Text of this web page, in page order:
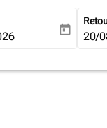
departure-date-
today fc-
20/